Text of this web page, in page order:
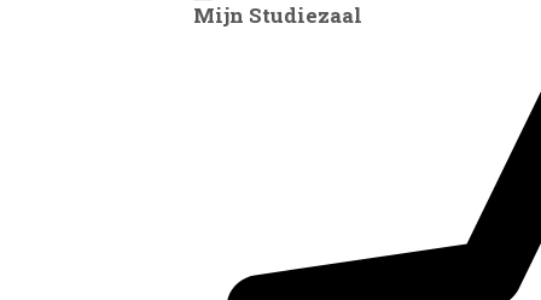
Mijn Studiezaal